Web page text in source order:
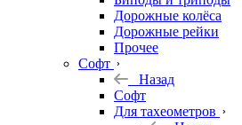
Дорожные колёса
Дорожные рейки
Прочее
Софт
Назад
Софт
Для тахеометров